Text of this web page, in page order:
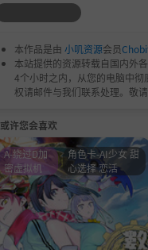
本作品是由 小叽资源会员
本站提供的资源转载自国内外
4个小时之内，从您的电脑中
权请邮件与我们联系处理。敬
或许您会喜欢
A-绕过D加
密虚拟机
角色卡-AI少女 甜
心选择 恋活